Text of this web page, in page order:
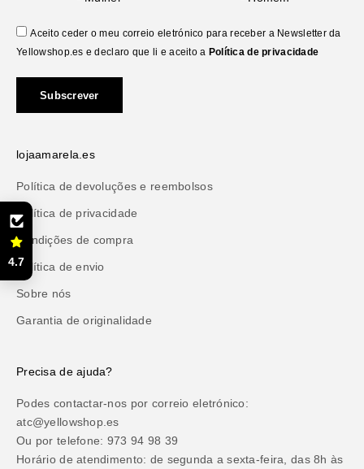
Aceito ceder o meu correio eletrónico para receber a Newsletter da
Yellowshop.es e declaro que li e aceito a Política de privacidade
Subscrever
lojaamarela.es
Política de devoluções e reembolsos
Política de privacidade
Condições de compra
Política de envio
Sobre nós
Garantia de originalidade
Precisa de ajuda?
Podes contactar-nos por correio eletrónico:
atc@yellowshop.es
Ou por telefone: 973 94 98 39
Horário de atendimento: de segunda a sexta-feira, das 8h às
4.7